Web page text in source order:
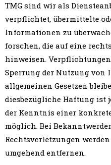
TMG sind wir als
verpflichtet, übermittelte
Informationen zu
forschen, die auf eine
hinweisen.
Sperrung der Nutzung von
allgemeinen Gesetzen
diesbezügliche Haftung ist
der Kenntnis einer
möglich. Bei
Rechtsverletzungen
umgehend entfernen.